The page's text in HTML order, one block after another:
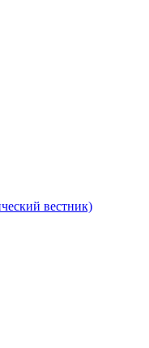
вестник)